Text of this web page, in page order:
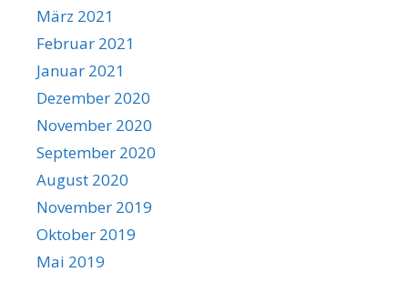
März 2021
Februar 2021
Januar 2021
Dezember 2020
November 2020
September 2020
August 2020
November 2019
Oktober 2019
Mai 2019